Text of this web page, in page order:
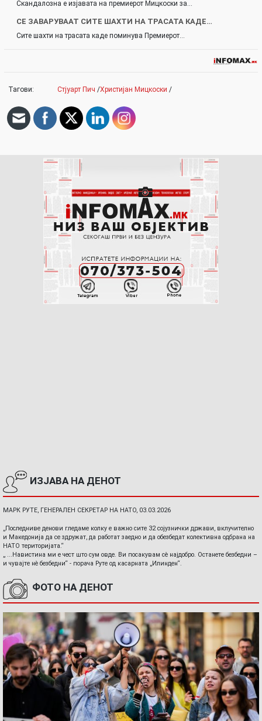
Скандалозна е изјавата на премиерот Мицкоски за…
СЕ ЗАВАРУВААТ СИТЕ ШАХТИ НА ТРАСАТА КАДЕ…
Сите шахти на трасата каде поминува Премиерот…
Тагови: Стјуарт Пич /Христијан Мицкоски /
ИЗЈАВА НА ДЕНОТ
МАРК РУТЕ, ГЕНЕРАЛЕН СЕКРЕТАР НА НАТО, 03.03.2026
„Последниве денови гледаме колку е важно сите 32 сојузнички држави, вклучително
и Македонија да се здружат, да работат заедно и да обезбедат колективна одбрана на
НАТО територијата.“
„ ...Навистина ми е чест што сум овде. Ви посакувам сè најдобро. Останете безбедни –
и чувајте нè безбедни“ - порача Руте од касарната „Илинден“.
ФОТО НА ДЕНОТ